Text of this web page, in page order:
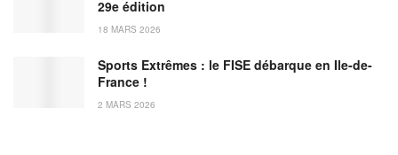
29e édition
18 MARS 2026
Sports Extrêmes : le FISE débarque en Ile-de-
France !
2 MARS 2026